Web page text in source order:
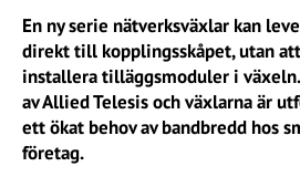
En ny serie nätverksväxlar kan
direkt till kopplingsskåpet, utan
installera tilläggsmoduler i
av Allied Telesis och växlarna är
ett ökat behov av bandbredd hos
företag.